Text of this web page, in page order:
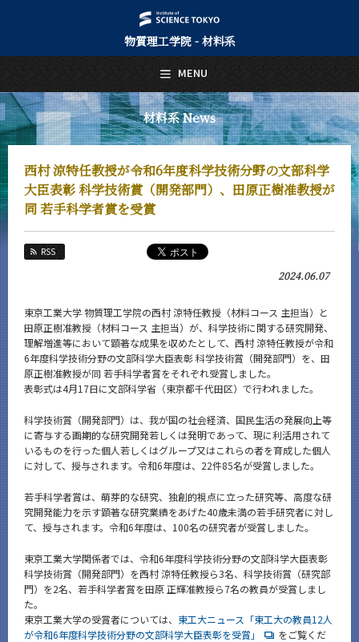
物質理工学院 - 材料系
材料系 News
西村 涼特任教授が令和6年度科学技術分野の文部科学
大臣表彰 科学技術賞（開発部門）、田原正樹准教授が
同 若手科学者賞を受賞
RSS
2024.06.07
東京工業大学 物質理工学院の西村 涼特任教授（材料コース 主担当）と
田原正樹准教授（材料コース 主担当）が、科学技術に関する研究開発、
理解増進等において顕著な成果を収めたとして、西村 涼特任教授が令和
6年度科学技術分野の文部科学大臣表彰 科学技術賞（開発部門）を、田
原正樹准教授が同 若手科学者賞をそれぞれ受賞しました。
表彰式は4月17日に文部科学省（東京都千代田区）で行われました。
科学技術賞（開発部門）は、我が国の社会経済、国民生活の発展向上等
に寄与する画期的な研究開発若しくは発明であって、現に利活用されて
いるものを行った個人若しくはグループ又はこれらの者を育成した個人
に対して、授与されます。令和6年度は、22件85名が受賞しました。
若手科学者賞は、萌芽的な研究、独創的視点に立った研究等、高度な研
究開発能力を示す顕著な研究業績をあげた40歳未満の若手研究者に対し
て、授与されます。令和6年度は、100名の研究者が受賞しました。
東京工業大学関係者では、令和6年度科学技術分野の文部科学大臣表彰
科学技術賞（開発部門）を西村 涼特任教授ら3名、科学技術賞（研究部
門）を2名、若手科学者賞を田原 正輝准教授ら7名の教員が受賞しまし
た。
東京工業大学の受賞者については、 東工大ニュース「東工大の教員12人
が令和6年度科学技術分野の文部科学大臣表彰を受賞」
をご覧くだ
MENU
日本語 English
トップページ
Top Page
材料系について
About Us
教育
Education
入学案内
Admissions
材料系 News
News
カテゴリ別
課程別
イベントカレンダー
Event Calendar